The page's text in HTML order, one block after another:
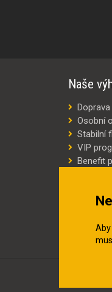
Naše
Osobní
Stabilní
VIP
Benefit